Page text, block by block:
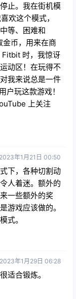
止。我在街机模
欢这个模式，
等、困难和
币，用来在商
Fitbit 时，我惊讶
动区！在玩得不
我来说总是一件
户玩这款游戏！
上关注
2023年1月21日 00:50
下，各种切割动
人着迷。额外的
一些额外的奖
游戏应该做的。
式。
2023年1月29日 06:28
适合锻炼。